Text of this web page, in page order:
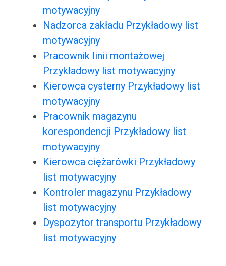
motywacyjny
Nadzorca zakładu Przykładowy list
motywacyjny
Pracownik linii montażowej
Przykładowy list motywacyjny
Kierowca cysterny Przykładowy list
motywacyjny
Pracownik magazynu
korespondencji Przykładowy list
motywacyjny
Kierowca ciężarówki Przykładowy
list motywacyjny
Kontroler magazynu Przykładowy
list motywacyjny
Dyspozytor transportu Przykładowy
list motywacyjny